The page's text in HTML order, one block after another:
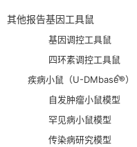
其他报告基因工具鼠
基因调控工具鼠
四环素调控工具鼠
疾病小鼠（U-DMbase®）
自发肿瘤小鼠模型
罕见病小鼠模型
传染病研究模型